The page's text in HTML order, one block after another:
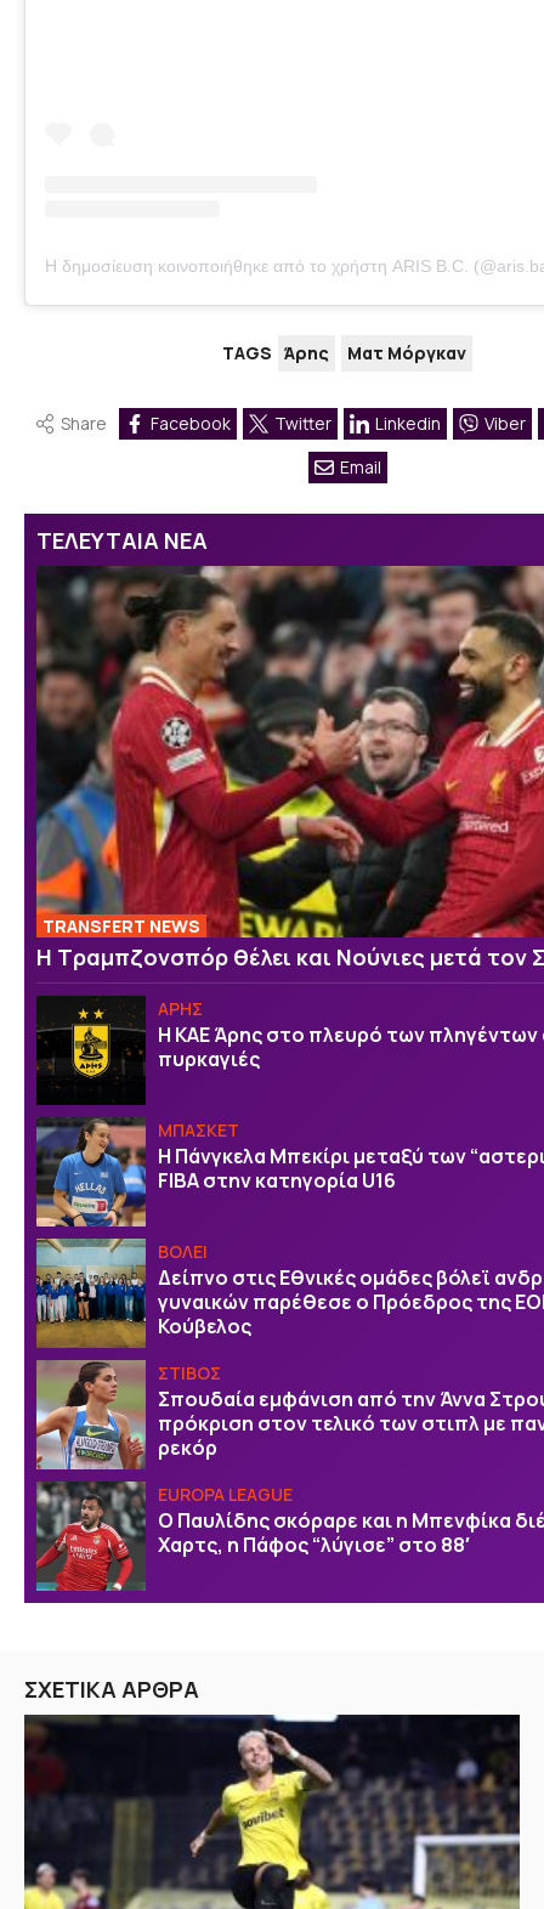
Η δημοσίευση κοινοποιήθηκε από το χρήστη ARIS B.C.
TAGS Άρης Ματ Μόργκαν
Share Facebook Twitter Linkedin
Viber
Email
ΤΕΛΕΥΤΑΙΑ ΝΕΑ
TRANSFERT NEWS
Η Τραμπζονσπόρ θέλει και Νούνιες μετά τον
ΑΡΗΣ
Η ΚΑΕ Άρης στο πλευρό των πληγέντων
πυρκαγιές
ΜΠΑΣΚΕΤ
H Πάνγκελα Μπεκίρι μεταξύ των
FIBA στην κατηγορία U16
ΒOΛΕΙ
Δείπνο στις Εθνικές ομάδες βόλεϊ
γυναικών παρέθεσε ο Πρόεδρος της
Κούβελος
ΣΤΙΒΟΣ
Σπουδαία εμφάνιση από την Άννα
πρόκριση στον τελικό των στιπλ με
ρεκόρ
EUROPA LEAGUE
Ο Παυλίδης σκόραρε και η Μπενφίκα
Χαρτς, η Πάφος “λύγισε” στο 88′
ΣΧΕΤΙΚΑ ΑΡΘΡΑ